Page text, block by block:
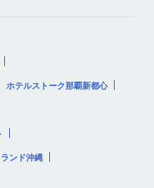
ホテルストーク那覇新都心
ンド沖縄